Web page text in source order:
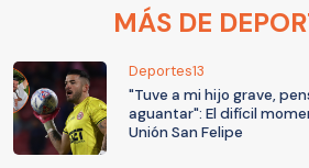
MÁS DE
Deportes13
"Tuve a mi hijo grave,
aguantar": El difícil
Unión San Felipe